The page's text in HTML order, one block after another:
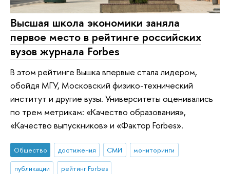
Высшая школа экономики заняла
первое место в рейтинге российских
вузов журнала Forbes
В этом рейтинге Вышка впервые стала лидером,
обойдя МГУ, Московский физико-технический
институт и другие вузы. Университеты оценивались
по трем метрикам: «Качество образования»,
«Качество выпускников» и «Фактор Forbes».
Общество достижения СМИ
мониторинги
публикации
рейтинг Forbes